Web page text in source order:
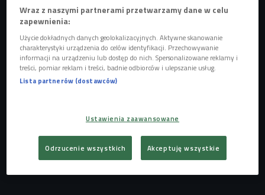
kolory oraz ilość chwytaków i dziurek - im ich więcej tym
trasa jest łatwiejsza - najprostsza ma kolor czerwony.
POSŁUCHAJ
Wraz z naszymi partnerami przetwarzamy dane w celu
zapewnienia:
Użycie dokładnych danych geolokalizacyjnych. Aktywne skanowanie
charakterystyki urządzenia do celów identyfikacji. Przechowywanie
informacji na urządzeniu lub dostęp do nich. Spersonalizowane reklamy i
treści, pomiar reklam i treści, badnie odbiorców i ulepszanie usług.
Lista partnerów (dostawców)
Ustawienia zaawansowane
Odrzucenie wszystkich Akceptuję wszystkie